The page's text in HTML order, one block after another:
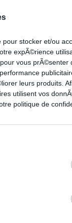
pour stocker et/ou
expÃ©rience
vous prÃ©senter
leurs produits.
utilisent vos
politique de
installé en